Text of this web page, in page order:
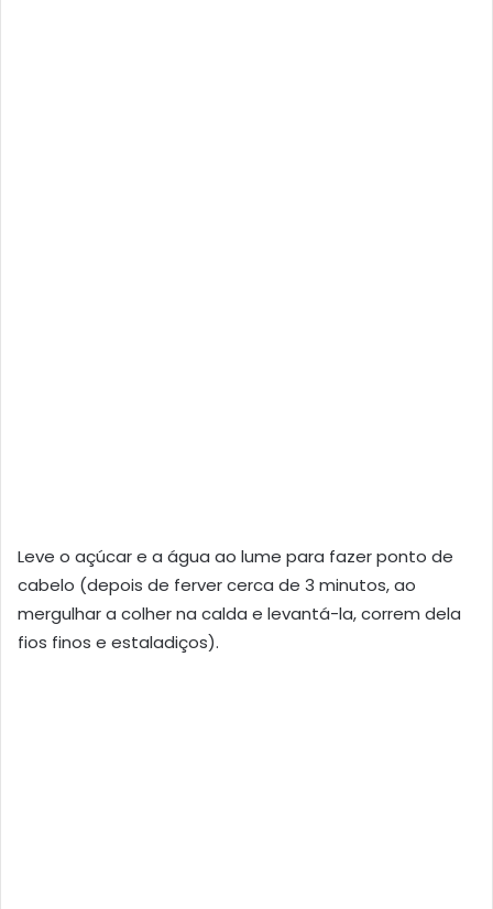
Leve o açúcar e a água ao lume para fazer ponto de
cabelo (depois de ferver cerca de 3 minutos, ao
mergulhar a colher na calda e levantá-la, correm dela
fios finos e estaladiços).